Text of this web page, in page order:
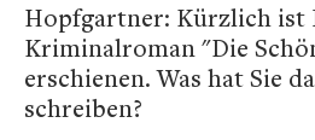
Hopfgartner: Kürzlich ist
Kriminalroman "Die
erschienen. Was hat Sie
schreiben?